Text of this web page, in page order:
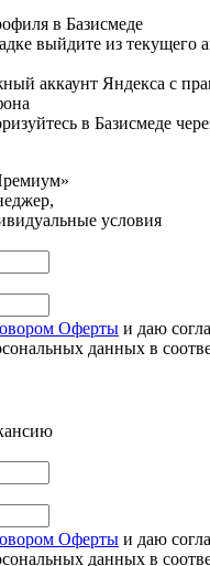
в Базисмеде
выйдите из текущего
аккаунт Яндекса с
в Базисмеде
условия
Оферты и даю
данных в
Оферты и даю
данных в